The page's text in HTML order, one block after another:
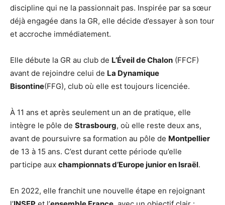
discipline qui ne la passionnait pas. Inspirée par sa sœur
déjà engagée dans la GR, elle décide d’essayer à son tour
et accroche immédiatement.
Elle débute la GR au club de L’Éveil de Chalon (FFCF)
avant de rejoindre celui de La Dynamique
Bisontine(FFG), club où elle est toujours licenciée.
À 11 ans et après seulement un an de pratique, elle
intègre le pôle de Strasbourg, où elle reste deux ans,
avant de poursuivre sa formation au pôle de Montpellier
de 13 à 15 ans. C’est durant cette période qu’elle
participe aux championnats d’Europe junior en Israël.
En 2022, elle franchit une nouvelle étape en rejoignant